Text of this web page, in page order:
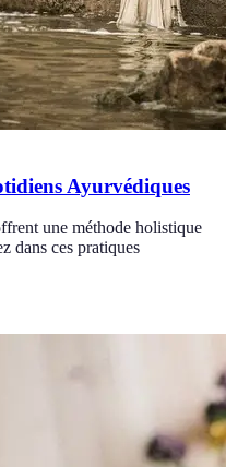
Ayurvédiques
une méthode holistique
dans ces pratiques